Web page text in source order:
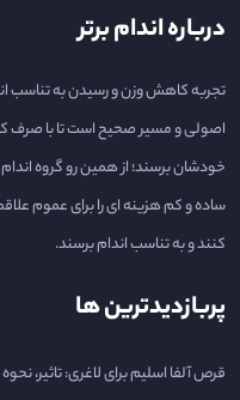
درباره اندام برتر
تجربه کاهش وزن و رسیدن به تناسب
اصولی و مسیر صحیح است تا با صرف
خودشان برسند؛ از همین رو گروه اندام
ساده و کم هزینه ای را برای عموم
کنند و به تناسب اندام برسند.
پربازدیدترین ها
قرص آلفا اسلیم برای لاغری: تاثیر، نحوه